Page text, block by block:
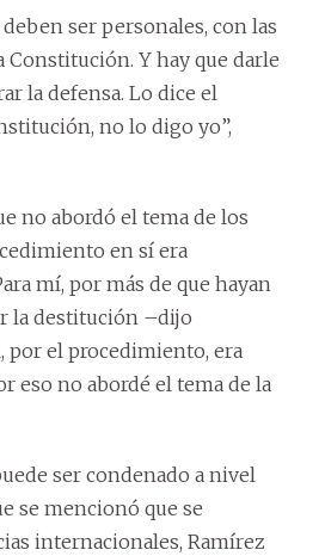
ser personales, con las
Constitución. Y hay que darle
la defensa. Lo dice el
no lo digo yo”,
no abordó el tema de los
en sí era
mí, por más de que hayan
la destitución –dijo
por el procedimiento, era
eso no abordé el tema de la
ser condenado a nivel
se mencionó que se
internacionales, Ramírez